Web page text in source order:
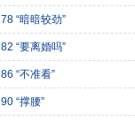
78 “暗暗较劲”
82 “要离婚吗”
86 “不准看”
90 “撑腰”